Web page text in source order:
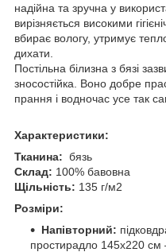
надійна та зручна у
вирізняється високими
вбирає вологу, утримує
дихати.
Постільна білизна з бязі
зносостійка. Воно добре
прання і водночас усе так
Характеристики:
Тканина: бязь
Склад: 100% бавовна
Щільність: 135 г/м2
Розміри:
Напівторний:
простирадло 145х220